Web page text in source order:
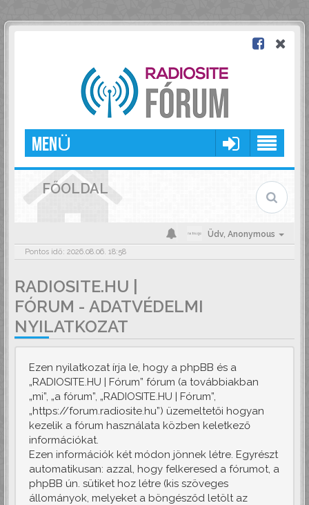
MENÜ
FŐOLDAL
Üdv, Anonymous
Pontos idő: 2026.08.06. 18:58
RADIOSITE.HU |
FÓRUM - ADATVÉDELMI
NYILATKOZAT
Ezen nyilatkozat írja le, hogy a phpBB és a
„RADIOSITE.HU | Fórum” fórum (a továbbiakban
„mi”, „a fórum”, „RADIOSITE.HU | Fórum”,
„https://forum.radiosite.hu”) üzemeltetői hogyan
kezelik a fórum használata közben keletkező
információkat.
Ezen információk két módon jönnek létre. Egyrészt
automatikusan: azzal, hogy felkeresed a fórumot, a
phpBB ún. sütiket hoz létre (kis szöveges
állományok, melyeket a böngésződ letölt az